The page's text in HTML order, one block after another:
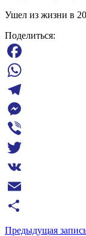
Ушел из жизни в
Поделиться:
Facebook
WhatsApp
Telegram
Messenger
Viber
Twitter
VK
Email
Отправить
Предыдущая